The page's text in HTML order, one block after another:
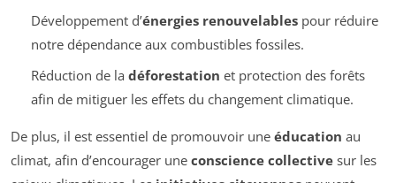
Développement d’énergies renouvelablespour réduire
notre dépendance aux combustibles fossiles.
Réduction de la déforestation et protection des forêts
afin de mitiguer les effets du changement climatique.
De plus, il est essentiel de promouvoir une éducation au
climat, afin d’encourager une conscience collective sur les